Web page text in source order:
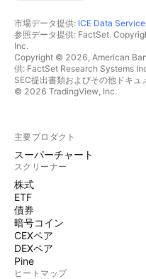
市場データ提供: ICE Data
参照データ提供: FactSet.
Inc.
Copyright © 2026, American
供: FactSet Research Systems
SEC提出書類およびその他ドキュ
© 2026 TradingView, Inc.
主要プロダクト
スーパーチャート
スクリーナー
株式
ETF
債券
暗号コイン
CEXペア
DEXペア
Pine
ヒートマップ